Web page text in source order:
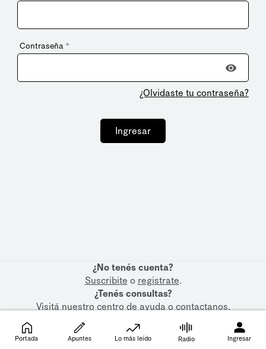
Contraseña *
¿Olvidaste tu contraseña?
Ingresar
¿No tenés cuenta?
Suscribite o registrate.
¿Tenés consultas?
Visitá nuestrocentro de ayudaocontactanos.
Portada Apuntes Lo más leído Radio Ingresar